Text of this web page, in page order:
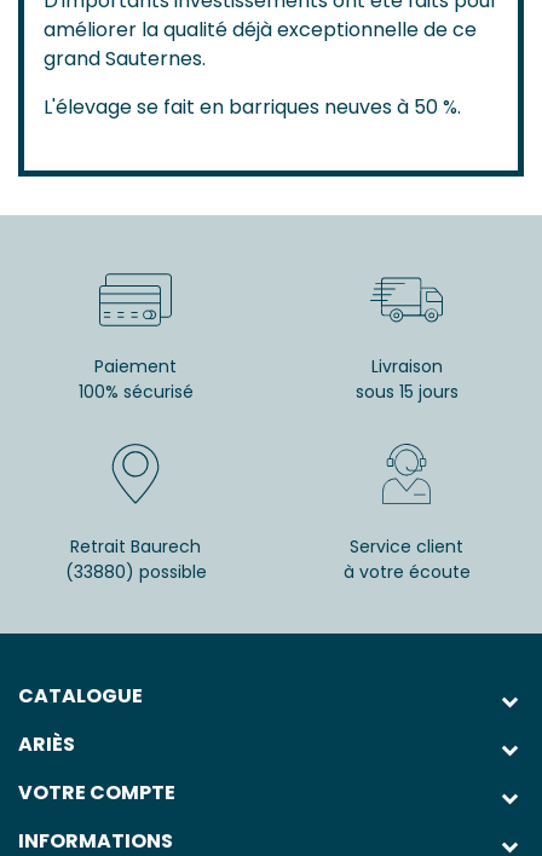
améliorer la qualité déjà exceptionnelle de ce
grand Sauternes.
L'élevage se fait en barriques neuves à 50 %.
Paiement
100% sécurisé
Livraison
sous 15 jours
Retrait Baurech
(33880) possible
Service client
à votre écoute
CATALOGUE
ARIÈS
VOTRE COMPTE
INFORMATIONS